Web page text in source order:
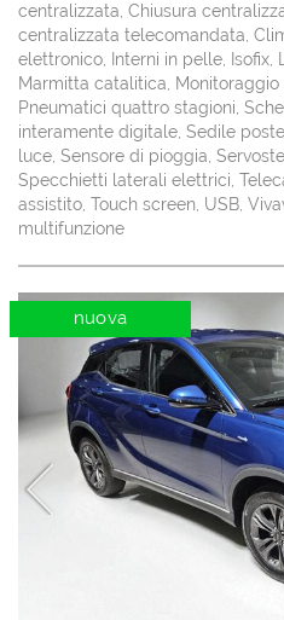
centralizzata, Chiusura
centralizzata telecomandata,
elettronico, Interni in pelle, Isofix,
Marmitta catalitica, Monitoraggio
Pneumatici quattro stagioni,
interamente digitale, Sedile
luce, Sensore di pioggia,
Specchietti laterali elettrici,
assistito, Touch screen, USB,
multifunzione
nuova